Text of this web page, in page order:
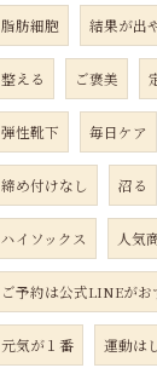
脂肪細胞 結果が出
整える ご褒美
弾性靴下 毎日ケア
締め付けなし 沼る
ハイソックス 人気
ご予約は公式LINEがお
元気が１番 運動は